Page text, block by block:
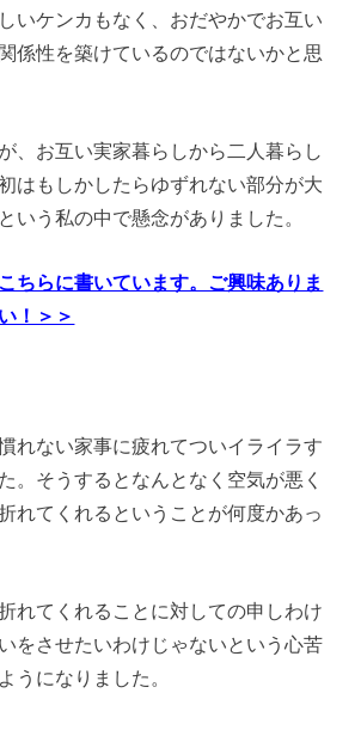
いケンカもなく、おだやかでお互い
係性を築けているのではないかと思
、お互い実家暮らしから二人暮らし
はもしかしたらゆずれない部分が大
いう私の中で懸念がありました。
ちらに書いています。ご興味ありま
！＞＞
れない家事に疲れてついイライラす
。そうするとなんとなく空気が悪く
れてくれるということが何度かあっ
れてくれることに対しての申しわけ
をさせたいわけじゃないという心苦
うになりました。